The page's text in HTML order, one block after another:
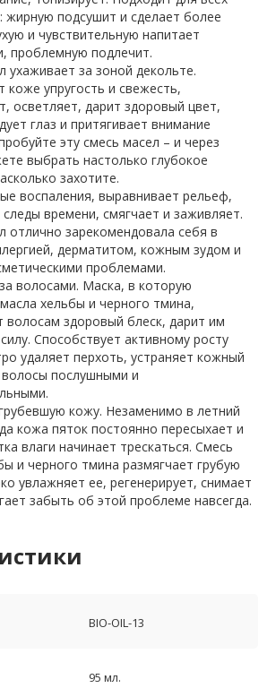
жирную подсушит и сделает более
и чувствительную напитает
проблемную подлечит.
ухаживает за зоной декольте.
коже упругость и свежесть,
осветляет, дарит здоровый цвет,
глаз и притягивает внимание
эту смесь масел – и через
выбрать настолько глубокое
захотите.
воспаления, выравнивает рельеф,
времени, смягчает и заживляет.
отлично зарекомендовала себя в
дерматитом, кожным зудом и
проблемами.
волосами. Маска, в которую
хельбы и черного тмина,
волосам здоровый блеск, дарит им
Способствует активному росту
удаляет перхоть, устраняет кожный
волосы послушными и
кожу. Незаменимо в летний
кожа пяток постоянно пересыхает и
влаги начинает трескаться. Смесь
и черного тмина размягчает грубую
увлажняет ее, регенерирует, снимает
забыть об этой проблеме навсегда.
BIO-OIL-13
95 мл.